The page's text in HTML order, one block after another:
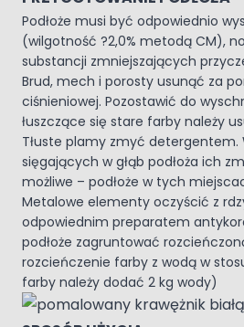
Podłoże musi być odpowiednio
(wilgotność ?2,0% metodą CM),
substancji zmniejszających
Brud, mech i porosty usunąć za
ciśnieniowej. Pozostawić do
łuszczące się stare farby należy
Tłuste plamy zmyć detergentem.
sięgających w głąb podłoża ich
możliwe – podłoże w tych
Metalowe elementy oczyścić z
odpowiednim preparatem
podłoże zagruntować
rozcieńczenie farby z wodą w
farby należy dodać 2 kg wody)